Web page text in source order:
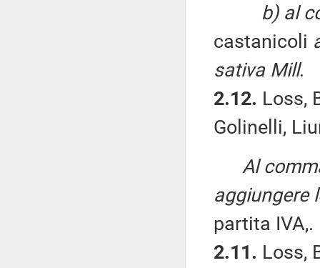
b) al
castanicoli
sativa Mill.
2.12. Loss,
Golinelli,
Al
aggiungere
partita IVA,.
2.11. Loss,